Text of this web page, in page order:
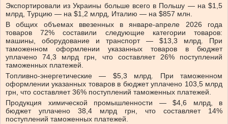
Экспортировали из Украины больше всего в Польшу — на $1,5
млрд, Турцию — на $1,2 млрд, Италию — на $857 млн.
В общих объемах ввезенных в январе-апреле 2026 года
товаров 72% составили следующие категории товаров:
машины, оборудование и транспорт — $13,3 млрд. При
таможенном оформлении указанных товаров в бюджет
уплачено 74,3 млрд грн, что составляет 26% поступлений
таможенных платежей.
Топливно-энергетические — $5,3 млрд. При таможенном
оформлении указанных товаров в бюджет уплачено 103,5 млрд
грн, что составляет 36% поступлений таможенных платежей.
Продукция химической промышленности — $4,6 млрд, в
бюджет уплачено 38,4 млрд грн, что составляет 14%
поступлений таможенных платежей.